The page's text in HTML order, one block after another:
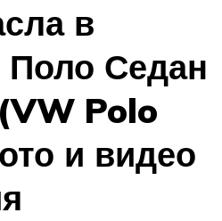
в
Поло Седан
Polo
и видео